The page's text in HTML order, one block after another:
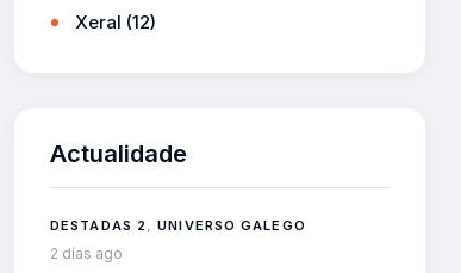
Xeral (12)
Actualidade
DESTADAS 2 ,UNIVERSO GALEGO
2 días ago